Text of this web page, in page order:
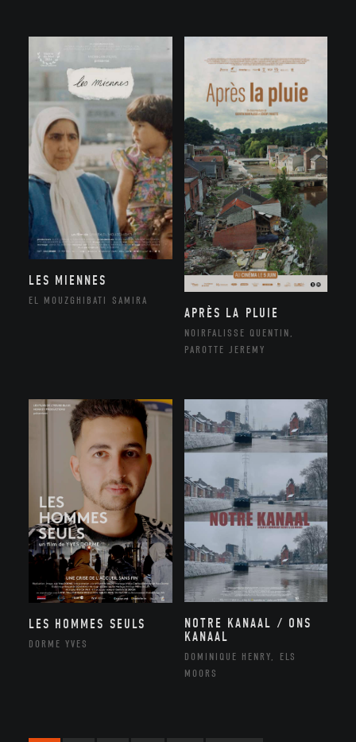
LES MIENNES
EL MOUZGHIBATI SAMIRA
APRÈS LA PLUIE
NOIRFALISSE QUENTIN,
PAROTTE JEREMY
LES HOMMES SEULS
DORME YVES
NOTRE KANAAL / ONS
KANAAL
DOMINIQUE HENRY, ELS
MOORS